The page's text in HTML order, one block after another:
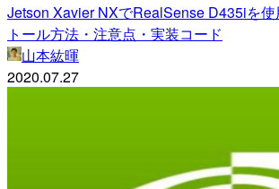
Jetson Xavier NXでRealSense D435iを
トール方法・注意点・実装コード
山本紘暉
2020.07.27